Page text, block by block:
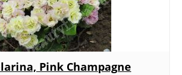
Pink Champagne